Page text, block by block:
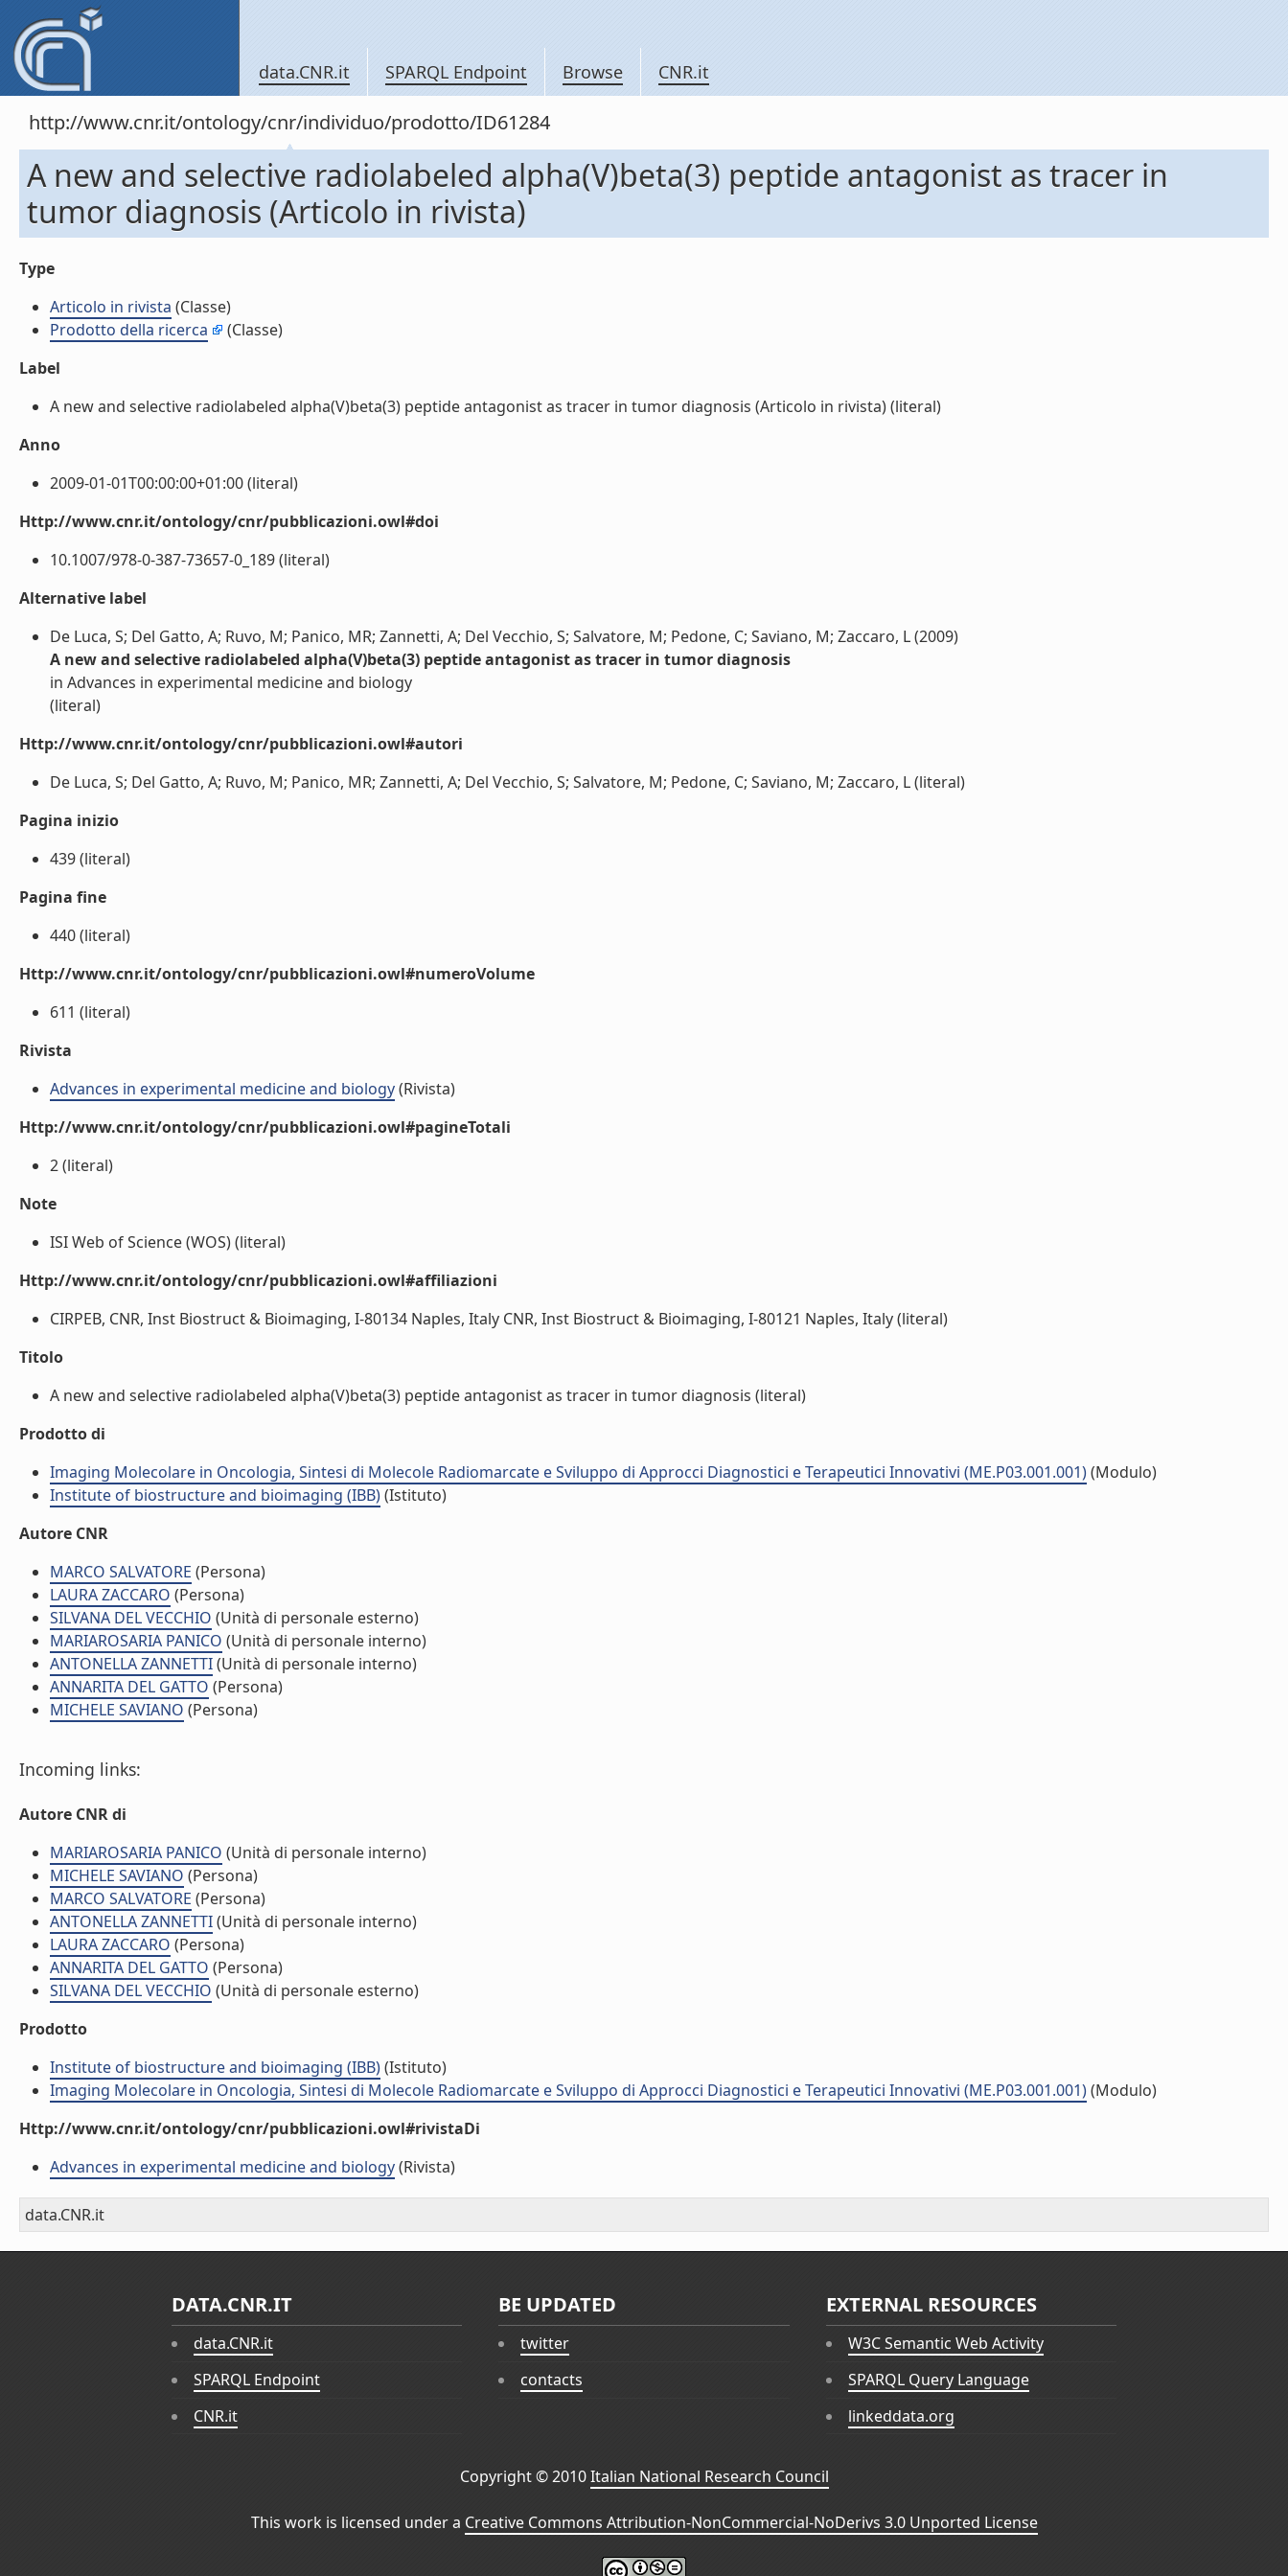
data.CNR.it SPARQL Endpoint Browse CNR.it
http://www.cnr.it/ontology/cnr/individuo/prodotto/ID61284
A new and selective radiolabeled alpha(V)beta(3) peptide antagonist as tracer in
tumor diagnosis (Articolo in rivista)
Type
Articolo in rivista (Classe)
Prodotto della ricerca
(Classe)
Label
A new and selective radiolabeled alpha(V)beta(3) peptide antagonist as tracer in tumor diagnosis (Articolo in rivista) (literal)
Anno
2009-01-01T00:00:00+01:00 (literal)
Http://www.cnr.it/ontology/cnr/pubblicazioni.owl#doi
10.1007/978-0-387-73657-0_189 (literal)
Alternative label
De Luca, S; Del Gatto, A; Ruvo, M; Panico, MR; Zannetti, A; Del Vecchio, S; Salvatore, M; Pedone, C; Saviano, M; Zaccaro, L (2009)
A new and selective radiolabeled alpha(V)beta(3) peptide antagonist as tracer in tumor diagnosis
in Advances in experimental medicine and biology
(literal)
Http://www.cnr.it/ontology/cnr/pubblicazioni.owl#autori
De Luca, S; Del Gatto, A; Ruvo, M; Panico, MR; Zannetti, A; Del Vecchio, S; Salvatore, M; Pedone, C; Saviano, M; Zaccaro, L (literal)
Pagina inizio
439 (literal)
Pagina fine
440 (literal)
Http://www.cnr.it/ontology/cnr/pubblicazioni.owl#numeroVolume
611 (literal)
Rivista
Advances in experimental medicine and biology(Rivista)
Http://www.cnr.it/ontology/cnr/pubblicazioni.owl#pagineTotali
2 (literal)
Note
ISI Web of Science (WOS) (literal)
Http://www.cnr.it/ontology/cnr/pubblicazioni.owl#affiliazioni
CIRPEB, CNR, Inst Biostruct & Bioimaging, I-80134 Naples, Italy CNR, Inst Biostruct & Bioimaging, I-80121 Naples, Italy (literal)
Titolo
A new and selective radiolabeled alpha(V)beta(3) peptide antagonist as tracer in tumor diagnosis (literal)
Prodotto di
Imaging Molecolare in Oncologia, Sintesi di Molecole Radiomarcate e Sviluppo di Approcci Diagnostici e Terapeutici Innovativi (ME.P03.001.001)(Modulo)
Institute of biostructure and bioimaging (IBB)(Istituto)
Autore CNR
MARCO SALVATORE (Persona)
LAURA ZACCARO (Persona)
SILVANA DEL VECCHIO (Unità di personale esterno)
MARIAROSARIA PANICO (Unità di personale interno)
ANTONELLA ZANNETTI(Unità di personale interno)
ANNARITA DEL GATTO (Persona)
MICHELE SAVIANO (Persona)
Incoming links:
Autore CNR di
MARIAROSARIA PANICO (Unità di personale interno)
MICHELE SAVIANO (Persona)
MARCO SALVATORE (Persona)
ANTONELLA ZANNETTI(Unità di personale interno)
LAURA ZACCARO (Persona)
ANNARITA DEL GATTO (Persona)
SILVANA DEL VECCHIO (Unità di personale esterno)
Prodotto
Institute of biostructure and bioimaging (IBB)(Istituto)
Imaging Molecolare in Oncologia, Sintesi di Molecole Radiomarcate e Sviluppo di Approcci Diagnostici e Terapeutici Innovativi (ME.P03.001.001)(Modulo)
Http://www.cnr.it/ontology/cnr/pubblicazioni.owl#rivistaDi
Advances in experimental medicine and biology(Rivista)
data.CNR.it
DATA.CNR.IT
data.CNR.it
SPARQL Endpoint
CNR.it
BE UPDATED
twitter
contacts
EXTERNAL RESOURCES
W3C Semantic Web Activity
SPARQL Query Language
linkeddata.org
Copyright © 2010Italian National Research Council
This work is licensed under a Creative Commons Attribution-NonCommercial-NoDerivs 3.0 Unported License